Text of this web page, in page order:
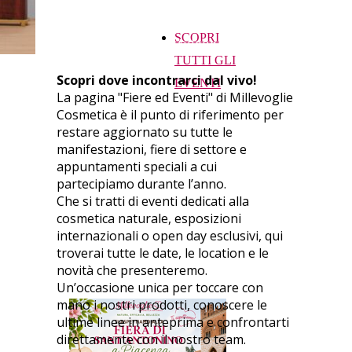
l’esperienza Millevoglie.
Scopri dove incontrarci dal vivo!
La pagina "Fiere ed Eventi" di Millevoglie
Cosmetica è il punto di riferimento per
restare aggiornato su tutte le
manifestazioni, fiere di settore e
appuntamenti speciali a cui
partecipiamo durante l’anno.
Che si tratti di eventi dedicati alla
cosmetica naturale, esposizioni
internazionali o open day esclusivi, qui
troverai tutte le date, le location e le
novità che presenteremo.
Un’occasione unica per toccare con
mano i nostri prodotti, conoscere le
ultime linee in anteprima e confrontarti
direttamente con il nostro team.
SCOPRI
TUTTI GLI
EVENTI